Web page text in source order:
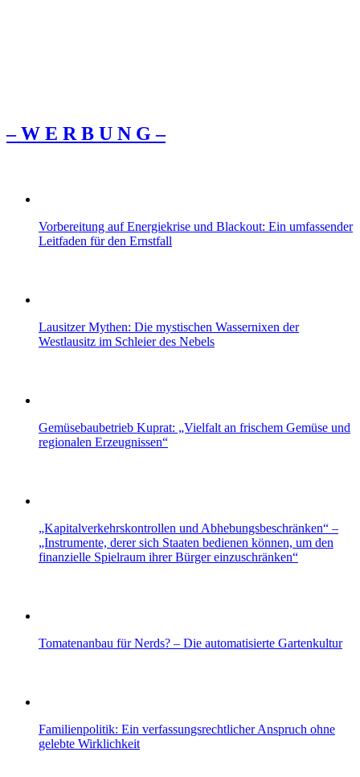
– W Ε R Β U Ν G –
Vorbereitung auf Energiekrise und Blackout: Ein umfassender
Leitfaden für den Ernstfall
Lausitzer Mythen: Die mystischen Wassernixen der
Westlausitz im Schleier des Nebels
Gemüsebaubetrieb Kuprat: „Vielfalt an frischem Gemüse und
regionalen Erzeugnissen“
„Kapitalverkehrskontrollen und Abhebungsbeschränken“ –
„Instrumente, derer sich Staaten bedienen können, um den
finanzielle Spielraum ihrer Bürger einzuschränken“
Tomatenanbau für Nerds? – Die automatisierte Gartenkultur
Familienpolitik: Ein verfassungsrechtlicher Anspruch ohne
gelebte Wirklichkeit